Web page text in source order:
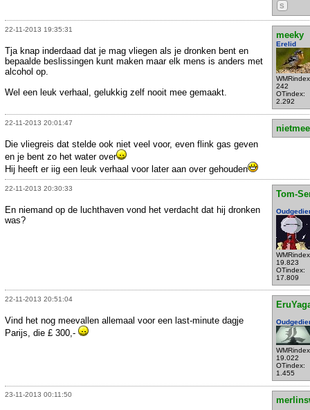
S
22-11-2013 19:35:31
meeky
Erelid
242
OTindex:
2.292
Tja knap inderdaad dat je mag vliegen als je dronken bent en
bepaalde beslissingen kunt maken maar elk mens is anders met
alcohol op.
Wel een leuk verhaal, gelukkig zelf nooit mee gemaakt.
22-11-2013 20:01:47
Die vliegreis dat stelde ook niet veel voor, even flink gas geven
en je bent zo het water over
Hij heeft er iig een leuk verhaal voor later aan over gehouden
22-11-2013 20:30:33
Tom-
19.823
OTindex:
17.809
En niemand op de luchthaven vond het verdacht dat hij dronken
was?
22-11-2013 20:51:04
19.022
OTindex:
1.455
Vind het nog meevallen allemaal voor een last-minute dagje
Parijs, die £ 300,-
23-11-2013 00:11:50